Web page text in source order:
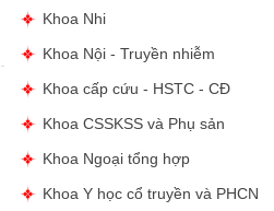
Khoa Nhi
Khoa Nội - Truyền nhiễm
Khoa cấp cứu - HSTC - CĐ
Khoa CSSKSS và Phụ sản
Khoa Ngoại tổng hợp
Khoa Y học cổ truyền và PHCN